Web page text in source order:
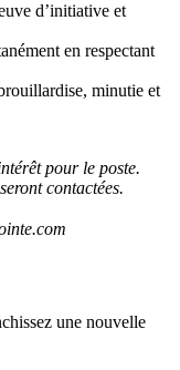
d’initiative et
en respectant
minutie et
pour le poste.
contactées.
une nouvelle